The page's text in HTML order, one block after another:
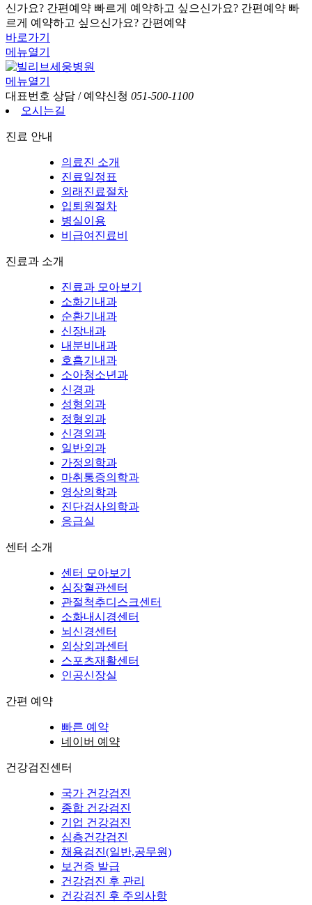
신가요? 간편예약 빠르게 예약하고 싶으신가요? 간편예약 빠
르게 예약하고 싶으신가요? 간편예약
바로가기
메뉴열기
메뉴열기
대표번호 상담 / 예약신청 051-500-1100
오시는길
진료 안내
의료진 소개
진료일정표
외래진료절차
입퇴원절차
병실이용
비급여진료비
진료과 소개
진료과 모아보기
소화기내과
순환기내과
신장내과
내분비내과
호흡기내과
소아청소년과
신경과
성형외과
정형외과
신경외과
일반외과
가정의학과
마취통증의학과
영상의학과
진단검사의학과
응급실
센터 소개
센터 모아보기
심장혈관센터
관절척추디스크센터
소화내시경센터
뇌신경센터
외상외과센터
스포츠재활센터
인공신장실
간편 예약
빠른 예약
네이버 예약
건강검진센터
국가 건강검진
종합 건강검진
기업 건강검진
심층건강검진
채용검진(일반,공무원)
보건증 발급
건강검진 후 관리
건강검진 후 주의사항